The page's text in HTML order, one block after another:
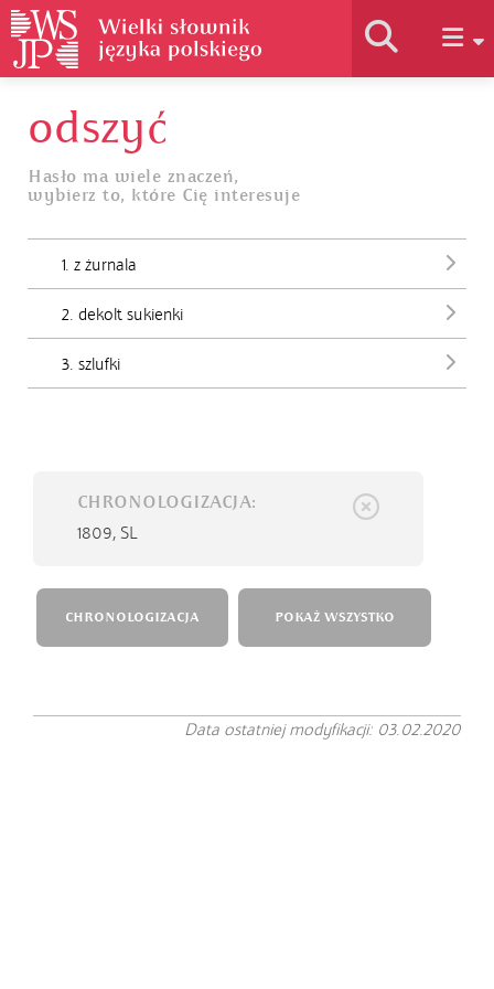
Jak korzystać
odszyć
Hasło ma wiele znaczeń,
wybierz to, które Cię interesuje
1. z żurnala
2. dekolt sukienki
3. szlufki
CHRONOLOGIZACJA:
1809, SL
CHRONOLOGIZACJA POKAŻ WSZYSTKO
Data ostatniej modyfikacji: 03.02.2020